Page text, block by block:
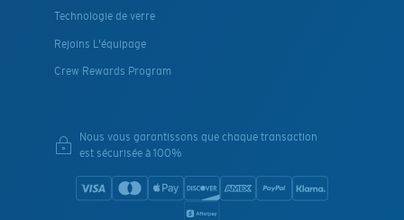
Technologie de verre
Rejoins L'équipage
Crew Rewards Program
Nous vous garantissons que chaque transaction
est sécurisée à 100%